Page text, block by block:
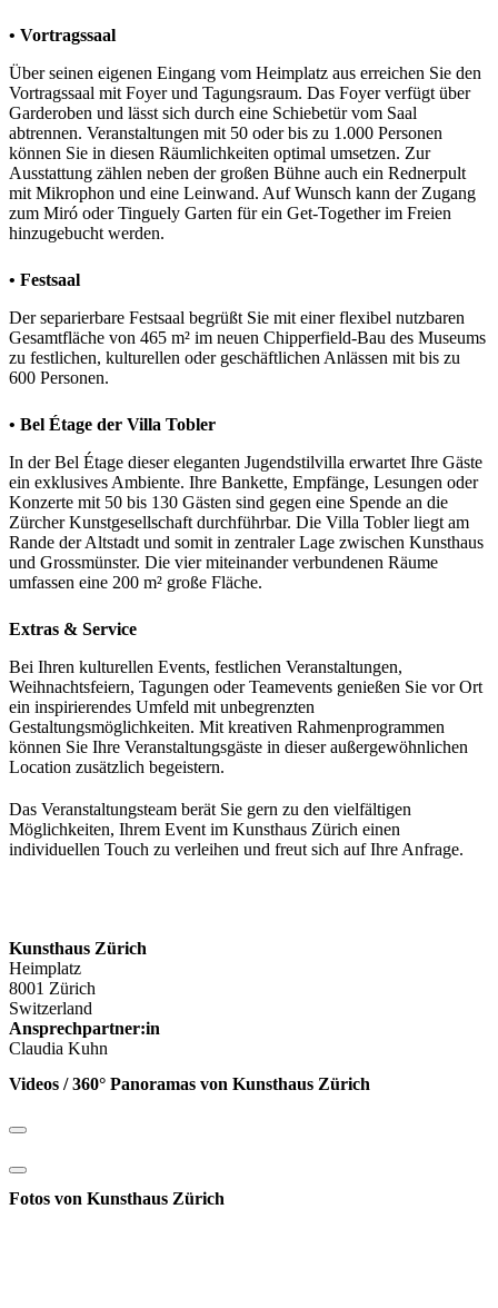
• Vortragssaal
Über seinen eigenen Eingang vom Heimplatz aus erreichen Sie den
Vortragssaal mit Foyer und Tagungsraum. Das Foyer verfügt über
Garderoben und lässt sich durch eine Schiebetür vom Saal
abtrennen. Veranstaltungen mit 50 oder bis zu 1.000 Personen
können Sie in diesen Räumlichkeiten optimal umsetzen. Zur
Ausstattung zählen neben der großen Bühne auch ein Rednerpult
mit Mikrophon und eine Leinwand. Auf Wunsch kann der Zugang
zum Miró oder Tinguely Garten für ein Get-Together im Freien
hinzugebucht werden.
• Festsaal
Der separierbare Festsaal begrüßt Sie mit einer flexibel nutzbaren
Gesamtfläche von 465 m² im neuen Chipperfield-Bau des Museums
zu festlichen, kulturellen oder geschäftlichen Anlässen mit bis zu
600 Personen.
• Bel Étage der Villa Tobler
In der Bel Étage dieser eleganten Jugendstilvilla erwartet Ihre Gäste
ein exklusives Ambiente. Ihre Bankette, Empfänge, Lesungen oder
Konzerte mit 50 bis 130 Gästen sind gegen eine Spende an die
Zürcher Kunstgesellschaft durchführbar. Die Villa Tobler liegt am
Rande der Altstadt und somit in zentraler Lage zwischen Kunsthaus
und Grossmünster. Die vier miteinander verbundenen Räume
umfassen eine 200 m² große Fläche.
Extras & Service
Bei Ihren kulturellen Events, festlichen Veranstaltungen,
Weihnachtsfeiern, Tagungen oder Teamevents genießen Sie vor Ort
ein inspirierendes Umfeld mit unbegrenzten
Gestaltungsmöglichkeiten. Mit kreativen Rahmenprogrammen
können Sie Ihre Veranstaltungsgäste in dieser außergewöhnlichen
Location zusätzlich begeistern.
Das Veranstaltungsteam berät Sie gern zu den vielfältigen
Möglichkeiten, Ihrem Event im Kunsthaus Zürich einen
individuellen Touch zu verleihen und freut sich auf Ihre Anfrage.
Kunsthaus Zürich
Heimplatz
8001 Zürich
Switzerland
Ansprechpartner:in
Claudia Kuhn
Videos / 360° Panoramas von Kunsthaus Zürich
Fotos von Kunsthaus Zürich